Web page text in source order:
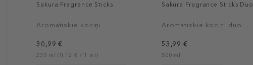
Sakura Fragrance Sticks
Aromātiskie kociņi
30,99 €
230 ml (0,12 € / 1 ml)
Sakura Fragrance Sticks Duo
Aromātiskie kociņi duo
53,99 €
500 ml